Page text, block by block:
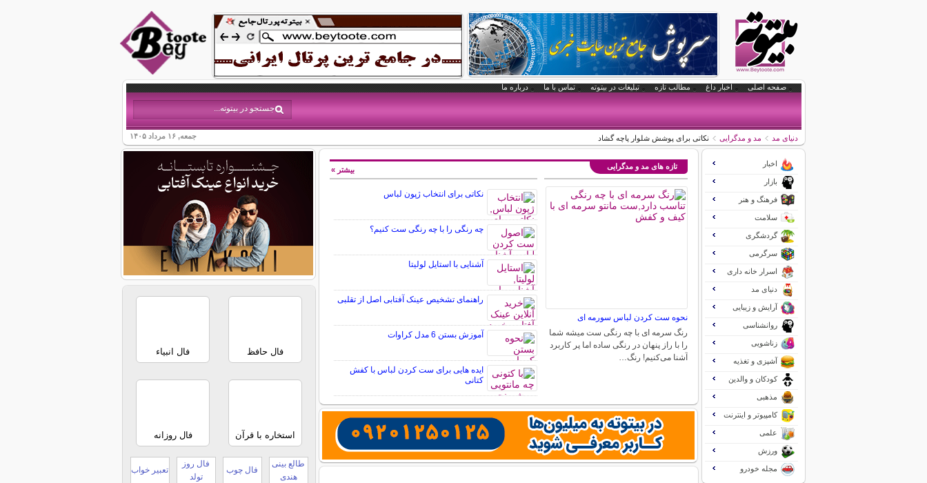
صفحه اصلی اخبار داغ مطالب تازه تبلیغات در بیتوته تماس با ما درباره ما
جمعه, ۱۶ مرداد ۱۴۰۵ دنیای مد مد و مدگرایی نکاتی برای پوشش شلوار پاچه گشاد
تازه های مد و مدگرایی
نحوه ست کردن لباس سورمه ای
رنگ سرمه ای با چه رنگی ست میشه شما
را با راز پنهان در رنگی ساده اما پر کاربرد
آشنا می‌کنیم! رنگ…
نکاتی برای انتخاب ژپون لباس
چه رنگی را با چه رنگی ست کنیم؟
آشنایی با استایل لولیتا
راهنمای تشخیص عینک آفتابی اصل از تقلبی
آموزش بستن 6 مدل کراوات
ایده هایی برای ست کردن لباس با کفش
کتانی
بیشتر »
اخبار
بازار
فرهنگ و هنر
سلامت
گردشگری
سرگرمی
اسرار خانه داری
دنیای مد
آرایش و زیبایی
روانشناسی
زناشویی
آشپزی و تغذیه
کودکان و والدین
مذهبی
کامپیوتر و اینترنت
علمی
ورزش
مجله خودرو
فال حافظ فال انبیاء
استخاره با قرآن فال روزانه
طالع بینی
هندی
فال چوب
فال روز
تولد
تعبیر خواب